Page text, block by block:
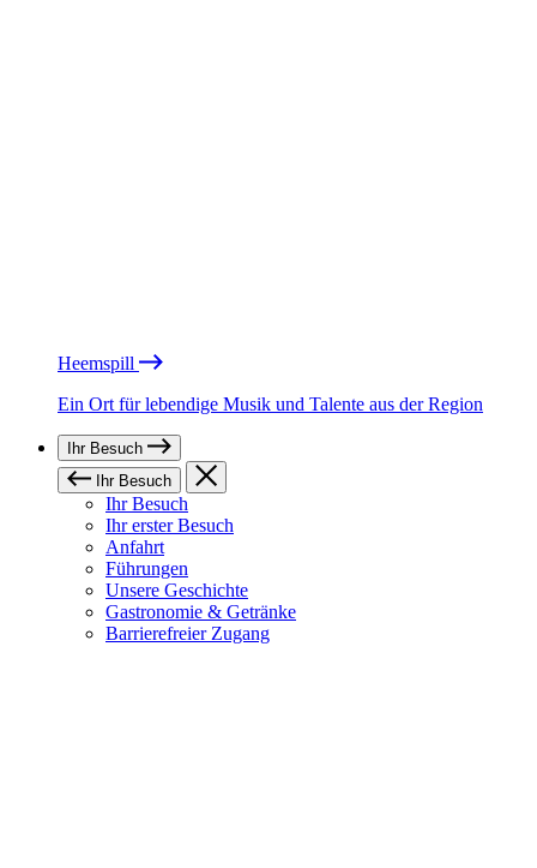
Heemspill
Ein Ort für lebendige Musik und Talente aus der Region
Ihr Besuch
Ihr Besuch
Ihr Besuch
Ihr erster Besuch
Anfahrt
Führungen
Unsere Geschichte
Gastronomie & Getränke
Barrierefreier Zugang